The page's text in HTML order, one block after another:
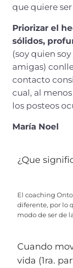
que quiere
Priorizar el
sólidos,
(soy quien
amigas)
contacto
cual, al
los posteos
María Noel
¿Que
El coaching
diferente, por lo
modo de ser de
Cuando
vida (1ra.